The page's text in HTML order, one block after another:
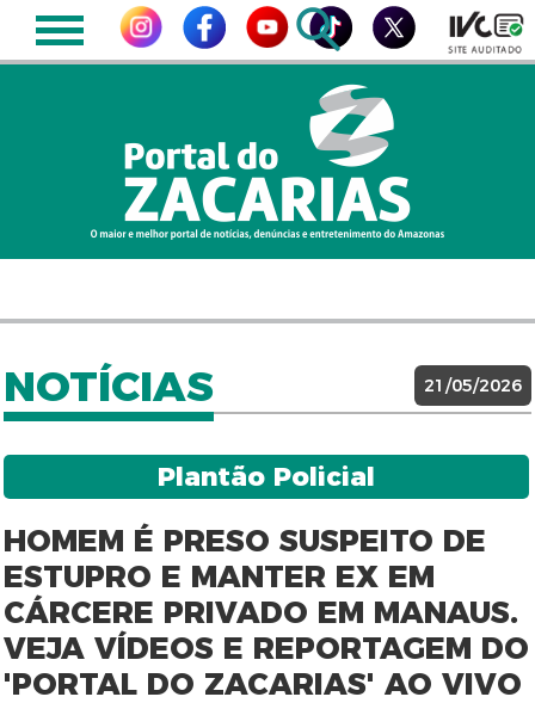
NOTÍCIAS 21/05/2026
Plantão Policial
HOMEM É PRESO SUSPEITO DE
ESTUPRO E MANTER EX EM
CÁRCERE PRIVADO EM MANAUS.
VEJA VÍDEOS E REPORTAGEM DO
'PORTAL DO ZACARIAS' AO VIVO